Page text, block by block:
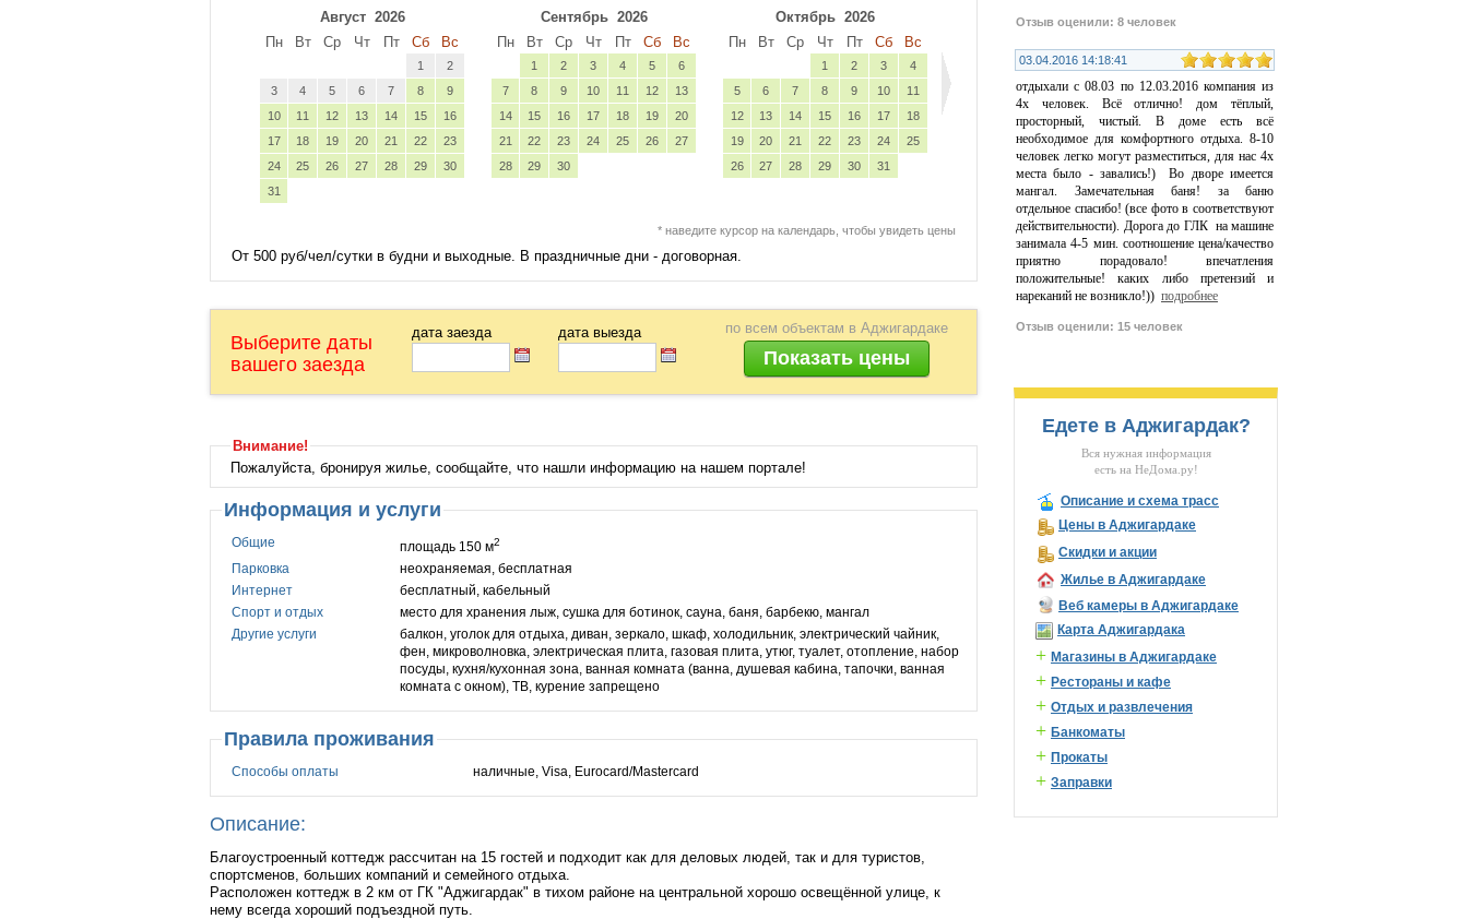
Август 2026
Пн
Вт Ср Чт Пт Сб Вс
1
2
3
4 5 6 7 8
9
10
11 12 13 14 15
16
17
18 19 20 21 22
23
24
25 26 27 28 29
30
31
Сентябрь 2026
Пн
Вт Ср Чт Пт Сб Вс
1 2 3 4 5
6
7
8 9 10 11 12
13
14
15 16 17 18 19
20
21
22 23 24 25 26
27
28
29 30
Октябрь 2026
Пн
Вт Ср Чт Пт Сб Вс
1 2 3
4
5
6 7 8 9 10
11
12
13 14 15 16 17
18
19
20 21 22 23 24
25
26
27 28 29 30 31
* наведите курсор на календарь, чтобы увидеть цены
От 500 руб/чел/сутки в будни и выходные. В праздничные дни - договорная.
Выберите даты
вашего заезда
дата заезда дата выезда по всем объектам в Аджигардаке
Внимание!
Пожалуйста, бронируя жилье, сообщайте, что нашли информацию на нашем портале!
Информация и услуги
Общие площадь 150 м2
Парковка
неохраняемая, бесплатная
Интернет
бесплатный, кабельный
Спорт и отдых
место для хранения лыж, сушка для ботинок, сауна, баня, барбекю, мангал
Другие услуги
балкон, уголок для отдыха, диван, зеркало, шкаф, холодильник, электрический чайник,
фен, микроволновка, электрическая плита, газовая плита, утюг, туалет, отопление, набор
посуды, кухня/кухонная зона, ванная комната (ванна, душевая кабина, тапочки, ванная
комната с окном), ТВ, курение запрещено
Правила проживания
Способы оплаты наличные, Visa, Eurocard/Mastercard
Описание:
Благоустроенный коттедж рассчитан на 15 гостей и подходит как для деловых людей, так и для туристов,
спортсменов, больших компаний и семейного отдыха.
Расположен коттедж в 2 км от ГК "Аджигардак" в тихом районе на центральной хорошо освещённой улице, к
нему всегда хороший подъездной путь.
Отзыв оценили: 8 человек
03.04.2016 14:18:41
отдыхали с 08.03 по 12.03.2016 компания из
4х человек. Всё отлично! дом тёплый,
просторный, чистый. В доме есть всё
необходимое для комфортного отдыха. 8-10
человек легко могут разместиться, для нас 4х
места было - завались!) Во дворе имеется
мангал. Замечательная баня! за баню
отдельное спасибо! (все фото в соответствуют
действительности). Дорога до ГЛК на машине
занимала 4-5 мин. соотношение цена/качество
приятно порадовало! впечатления
положительные! каких либо претензий и
нареканий не возникло!)) подробнее
Отзыв оценили: 15 человек
Едете в Аджигардак?
Вся нужная информация
есть на НеДома.ру!
Описание и схема трасс
Цены в Аджигардаке
Скидки и акции
Жилье в Аджигардаке
Веб камеры в Аджигардаке
Карта Аджигардака
+ Магазины в Аджигардаке
+ Рестораны и кафе
+ Отдых и развлечения
+ Банкоматы
+ Прокаты
+ Заправки